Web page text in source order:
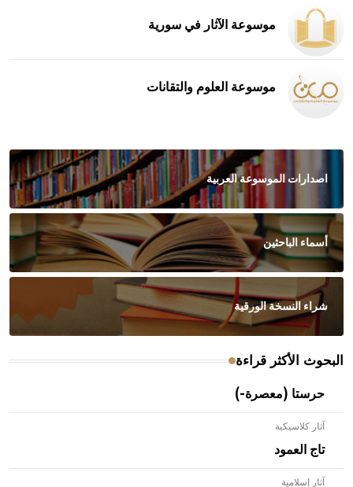
موسوعة الآثار في سورية
موسوعة العلوم والتقانات
الموسوعة العربية
الباحثين
النسخة الورقية
الأكثر قراءة
حرستا (معصرة-)
آثار كلاسيكية
تاج العمود
آثار إسلامية